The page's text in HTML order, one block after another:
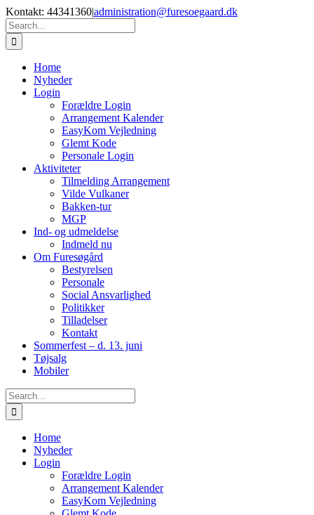
Skip
to
content
Kontakt: 44341360|administration@furesoegaard.dk
Search
for:
Home
Nyheder
Login
Forældre Login
Arrangement Kalender
EasyKom Vejledning
Glemt Kode
Personale Login
Aktiviteter
Tilmelding Arrangement
Vilde Vulkaner
Bakken-tur
MGP
Ind- og udmeldelse
Indmeld nu
Om Furesøgård
Bestyrelsen
Personale
Social Ansvarlighed
Politikker
Tilladelser
Kontakt
Sommerfest – d. 13. juni
Tøjsalg
Mobiler
Search
for:
Home
Nyheder
Login
Forældre Login
Arrangement Kalender
EasyKom Vejledning